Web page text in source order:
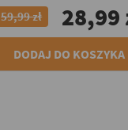
59,99 zł 28,99
DODAJ DO KOSZYKA